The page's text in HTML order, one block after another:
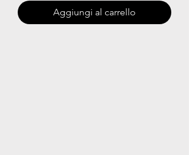
Aggiungi al carrello